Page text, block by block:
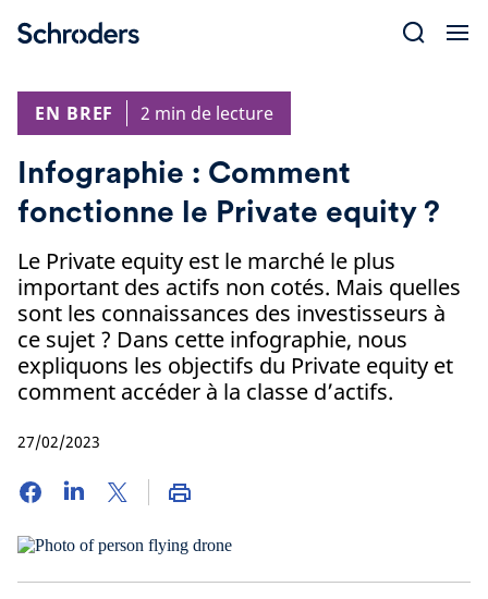
EN BREF
2 min de lecture
Infographie : Comment
fonctionne le Private equity ?
Le Private equity est le marché le plus
important des actifs non cotés. Mais quelles
sont les connaissances des investisseurs à
ce sujet ? Dans cette infographie, nous
expliquons les objectifs du Private equity et
comment accéder à la classe d’actifs.
27/02/2023